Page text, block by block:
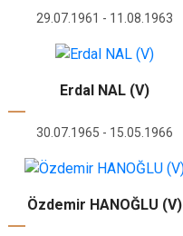
29.07.1961 - 11.08.1963
Erdal NAL (V)
30.07.1965 - 15.05.1966
Özdemir HANOĞLU (V)